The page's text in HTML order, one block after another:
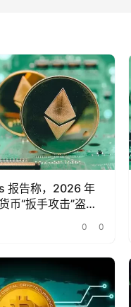
报告称，2026 年
币“扳手攻击”盗取
0 0